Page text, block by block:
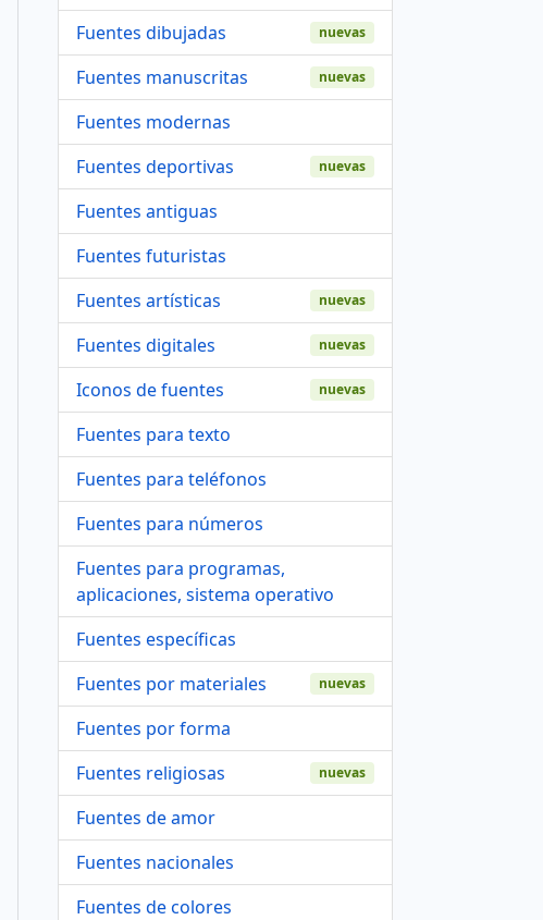
Fuentes dibujadas
nuevas
Fuentes manuscritas nuevas
Fuentes modernas
Fuentes deportivas
nuevas
Fuentes antiguas
Fuentes futuristas
Fuentes artísticas
nuevas
Fuentes digitales nuevas
Iconos de fuentes nuevas
Fuentes para texto
Fuentes para teléfonos
Fuentes para números
Fuentes para programas,
aplicaciones, sistema operativo
Fuentes específicas
Fuentes por materiales
nuevas
Fuentes por forma
Fuentes religiosas
nuevas
Fuentes de amor
Fuentes nacionales
Fuentes de colores